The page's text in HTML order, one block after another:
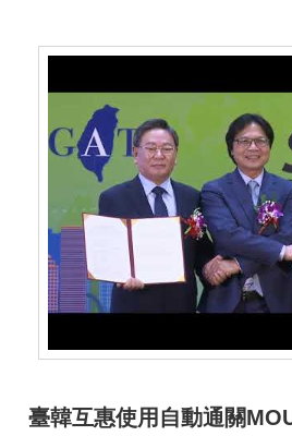
臺韓互惠使用自動通關